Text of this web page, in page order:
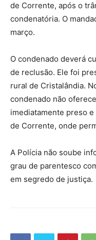
de Corrente, após o
condenatória. O
março.
O condenado deverá
de reclusão. Ele foi
rural de Cristalândia.
condenado não
imediatamente preso
de Corrente, onde
A Polícia não soube
grau de parentesco
em segredo de justiça.